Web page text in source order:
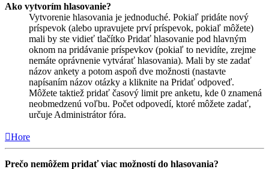
Ako vytvorím hlasovanie?
Vytvorenie hlasovania je jednoduché. Pokiaľ pridáte nový
príspevok (alebo upravujete prví príspevok, pokiaľ môžete)
mali by ste vidieť tlačítko Pridať hlasovanie pod hlavným
oknom na pridávanie príspevkov (pokiaľ to nevidíte, zrejme
nemáte oprávnenie vytvárať hlasovania). Mali by ste zadať
názov ankety a potom aspoň dve možnosti (nastavte
napísaním názov otázky a kliknite na Pridať odpoveď.
Môžete taktiež pridať časový limit pre anketu, kde 0 znamená
neobmedzenú voľbu. Počet odpovedí, ktoré môžete zadať,
určuje Administrátor fóra.
Hore
Prečo nemôžem pridať viac možností do hlasovania?